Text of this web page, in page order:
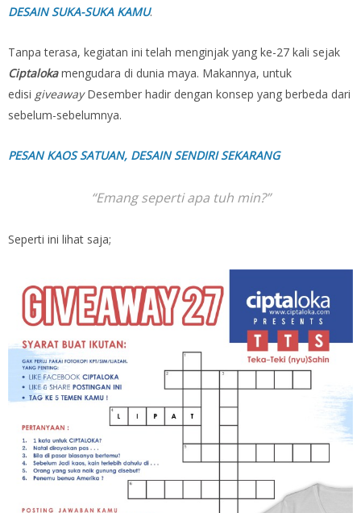
DESAIN SUKA-SUKA KAMU.
Tanpa terasa, kegiatan ini telah menginjak yang ke-27 kali sejak
Ciptalokamengudara di dunia maya. Makannya, untuk
edisi giveawayDesember hadir dengan konsep yang berbeda dari
sebelum-sebelumnya.
PESAN KAOS SATUAN, DESAIN SENDIRI SEKARANG
“Emang seperti apa tuh min?”
Seperti ini lihat saja;